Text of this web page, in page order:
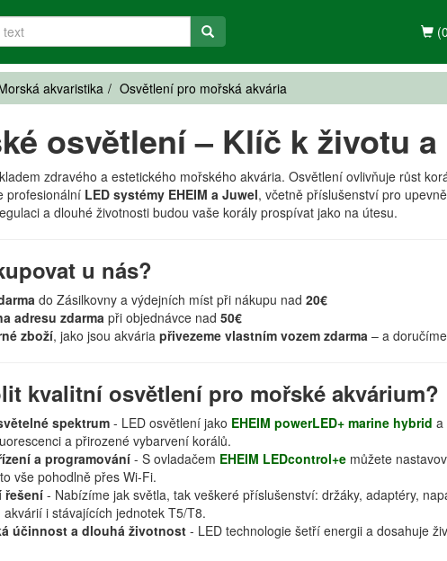
akvaristika Osvětlení pro mořská akvária
osvětlení – Klíč k životu
zdravého a estetického mořského akvária. Osvětlení ovlivňuje růst
profesionální LED systémy EHEIM a Juwel, včetně příslušenství pro
a dlouhé životnosti budou vaše korály prospívat jako na útesu.
u nás?
do Zásilkovny a výdejních míst při nákupu nad 20€
adresu zdarma při objednávce nad 50€
zboží, jako jsou akvária přivezeme vlastním vozem zdarma – a
kvalitní osvětlení pro mořské akvárium?
spektrum - LED osvětlení jako EHEIM powerLED+ marine hybrid a
a přirozené vybarvení korálů.
a programování - S ovladačem EHEIM LEDcontrol+e můžete
vše pohodlně přes Wi-Fi.
řešení - Nabízíme jak světla, tak veškeré příslušenství: držáky, adaptéry,
i stávajících jednotek T5/T8.
účinnost a dlouhá životnost - LED technologie šetří energii a dosahuje